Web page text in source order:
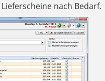
nach Bedarf.